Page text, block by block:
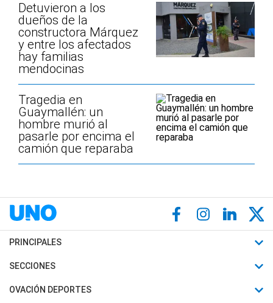
Detuvieron a los
dueños de la
constructora Márquez
y entre los afectados
hay familias
mendocinas
Tragedia en
Guaymallén: un
hombre murió al
pasarle por encima el
camión que reparaba
PRINCIPALES
Últimas Noticias
Política
SECCIONES
Horóscopo
OVACIÓN DEPORTES